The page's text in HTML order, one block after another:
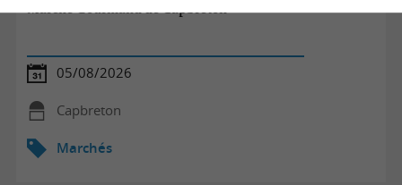
Marché Gourmand de Capbreton
05/08/2026
Capbreton
Marchés